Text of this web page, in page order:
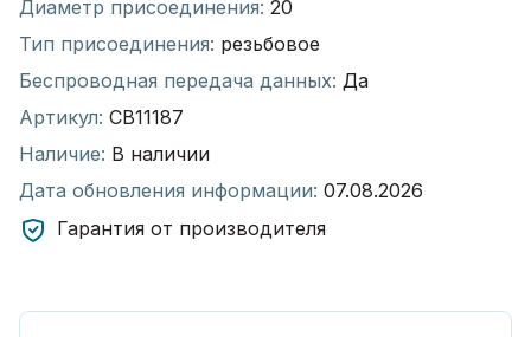
Диаметр присоединения: 20
Тип присоединения: резьбовое
Беспроводная передача данных: Да
Артикул: СВ11187
Наличие: В наличии
Дата обновления информации: 07.08.2026
Гарантия от производителя